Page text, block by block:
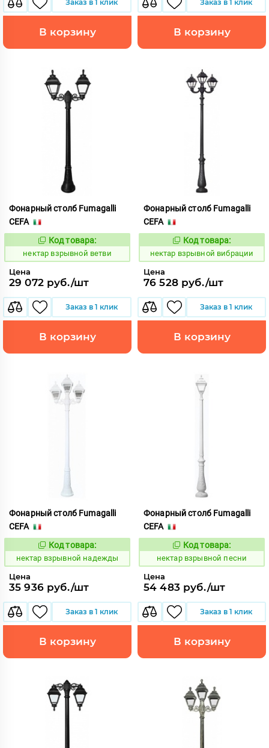
Заказ в 1 клик
В корзину
Заказ в 1 клик
В корзину
Фонарный столб Fumagalli
CEFA
Код:
1126759
Код товара:
нектар взрывной ветви
Цена
29 072 руб./шт
Заказ в 1 клик
В корзину
Фонарный столб Fumagalli
CEFA
Код:
1126760
Код товара:
нектар взрывной вибрации
Цена
76 528 руб./шт
Заказ в 1 клик
В корзину
Фонарный столб Fumagalli
CEFA
Код:
1126807
Код товара:
нектар взрывной надежды
Цена
35 936 руб./шт
Заказ в 1 клик
В корзину
Фонарный столб Fumagalli
CEFA
Код:
1126819
Код товара:
нектар взрывной песни
Цена
54 483 руб./шт
Заказ в 1 клик
В корзину